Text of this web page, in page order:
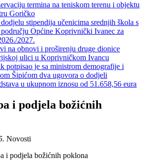
termina na teniskom terenu i objektu
Goričko
stipendija učenicima srednjih škola s
Općine Koprivnički Ivanec za
2027.
na obnovi i proširenju druge dionice
ulici u Koprivničkom Ivancu
potpisao je sa ministrom demografije i
Šipićom dva ugovora o dodjeli
u ukupnom iznosu od 51.658,56 eura
i podjela božićnih
Novosti